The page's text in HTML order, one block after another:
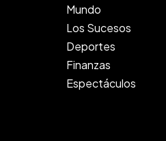
Mundo
Los Sucesos
Deportes
Finanzas
Espectáculos